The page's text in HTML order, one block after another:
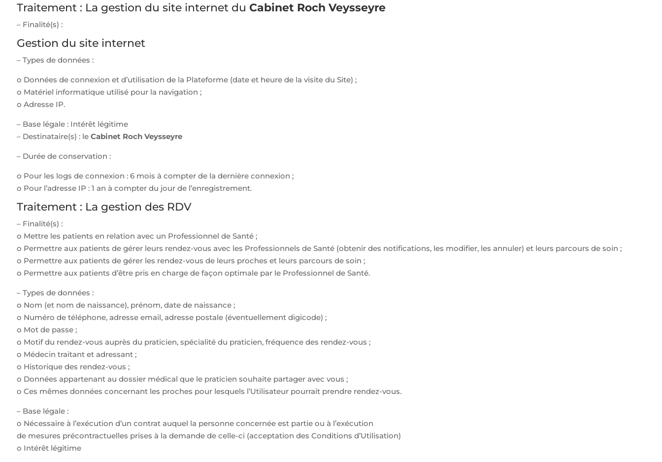
Traitement : La gestion du site internet du Cabinet Roch Veysseyre
– Finalité(s) :
Gestion du site internet
– Types de données :
o Données de connexion et d’utilisation de la Plateforme (date et heure de la visite du Site) ;
o Matériel informatique utilisé pour la navigation ;
o Adresse IP.
– Base légale : Intérêt légitime
– Destinataire(s) : le Cabinet Roch Veysseyre
– Durée de conservation :
o Pour les logs de connexion : 6 mois à compter de la dernière connexion ;
o Pour l’adresse IP : 1 an à compter du jour de l’enregistrement.
Traitement : La gestion des RDV
– Finalité(s) :
o Mettre les patients en relation avec un Professionnel de Santé ;
o Permettre aux patients de gérer leurs rendez-vous avec les Professionnels de Santé (obtenir des notifications, les modifier, les annuler) et leurs parcours de soin ;
o Permettre aux patients de gérer les rendez-vous de leurs proches et leurs parcours de soin ;
o Permettre aux patients d’être pris en charge de façon optimale par le Professionnel de Santé.
– Types de données :
o Nom (et nom de naissance), prénom, date de naissance ;
o Numéro de téléphone, adresse email, adresse postale (éventuellement digicode) ;
o Mot de passe ;
o Motif du rendez-vous auprès du praticien, spécialité du praticien, fréquence des rendez-vous ;
o Médecin traitant et adressant ;
o Historique des rendez-vous ;
o Données appartenant au dossier médical que le praticien souhaite partager avec vous ;
o Ces mêmes données concernant les proches pour lesquels l’Utilisateur pourrait prendre rendez-vous.
– Base légale :
o Nécessaire à l’exécution d’un contrat auquel la personne concernée est partie ou à l’exécution
de mesures précontractuelles prises à la demande de celle-ci (acceptation des Conditions d’Utilisation)
o Intérêt légitime